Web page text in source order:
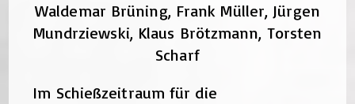
Waldemar Brüning, Frank Müller, Jürgen
Mundrziewski, Klaus Brötzmann, Torsten
Scharf
Im Schießzeitraum für die